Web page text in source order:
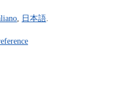
, 日本語.